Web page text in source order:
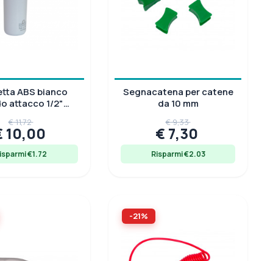
ABS bianco
attacco 1/2"
con
€ 11,72
10,00
€1.72
Segnacatena per catene
da 10 mm
€ 9,33
€ 7,30
Risparmi €2.03
-21%